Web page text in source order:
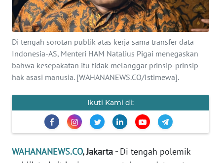
Di tengah sorotan publik atas kerja sama transfer data
Indonesia-AS, Menteri HAM Natalius Pigai menegaskan
bahwa kesepakatan itu tidak melanggar prinsip-prinsip
hak asasi manusia. [WAHANANEWS.CO/Istimewa].
Ikuti Kami di:
WAHANANEWS.CO, Jakarta -Di tengah polemik
SERBA-SERBI
PENDIDIKAN
OLAHRAGA
OPINI
EDITORIAL
Informasi